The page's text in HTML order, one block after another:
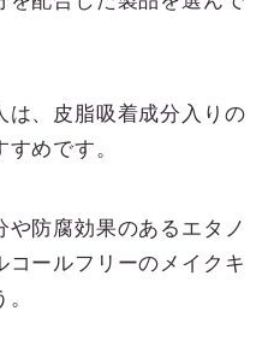
は、皮脂吸着成分入りの
めです。
防腐効果のあるエタノ
ールフリーのメイクキ